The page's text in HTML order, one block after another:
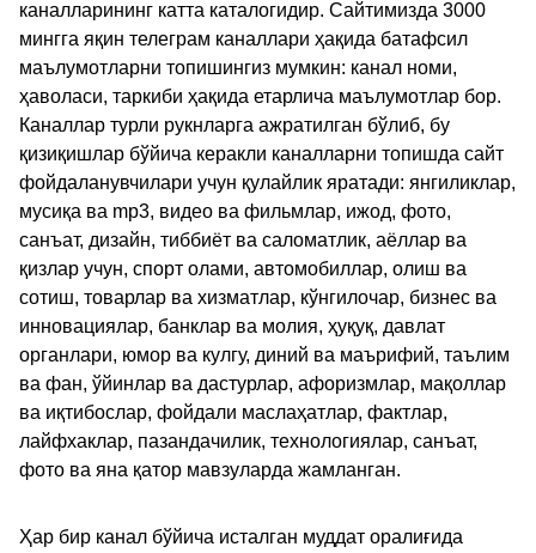
каналларининг катта каталогидир. Сайтимизда 3000
мингга яқин телеграм каналлари ҳақида батафсил
маълумотларни топишингиз мумкин: канал номи,
ҳаволаси, таркиби ҳақида етарлича маълумотлар бор.
Каналлар турли рукнларга ажратилган бўлиб, бу
қизиқишлар бўйича керакли каналларни топишда сайт
фойдаланувчилари учун қулайлик яратади: янгиликлар,
мусиқа ва mp3, видео ва фильмлар, ижод, фото,
санъат, дизайн, тиббиёт ва саломатлик, аёллар ва
қизлар учун, спорт олами, автомобиллар, олиш ва
сотиш, товарлар ва хизматлар, кўнгилочар, бизнес ва
инновациялар, банклар ва молия, ҳуқуқ, давлат
органлари, юмор ва кулгу, диний ва маърифий, таълим
ва фан, ўйинлар ва дастурлар, афоризмлар, мақоллар
ва иқтибослар, фойдали маслаҳатлар, фактлар,
лайфхаклар, пазандачилик, технологиялар, санъат,
фото ва яна қатор мавзуларда жамланган.
Ҳар бир канал бўйича исталган муддат оралиғида